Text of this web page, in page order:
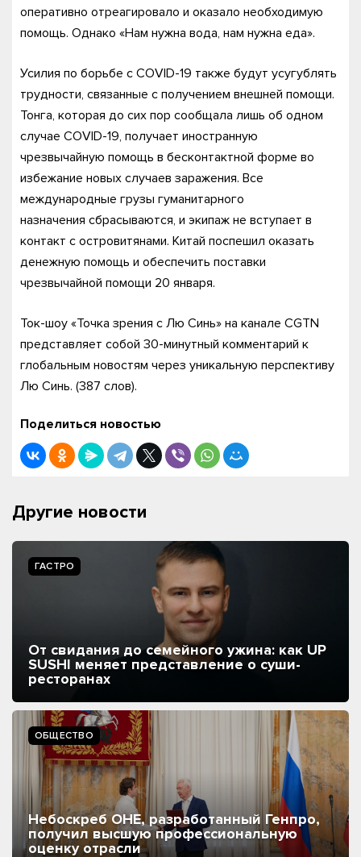
оперативно отреагировало и оказало необходимую
помощь. Однако «Нам нужна вода, нам нужна еда».
Усилия по борьбе с COVID-19 также будут усугублять
трудности, связанные с получением внешней помощи.
Тонга, которая до сих пор сообщала лишь об одном
случае COVID-19, получает иностранную
чрезвычайную помощь в бесконтактной форме во
избежание новых случаев заражения. Все
международные грузы гуманитарного
назначения сбрасываются, и экипаж не вступает в
контакт с островитянами. Китай поспешил оказать
денежную помощь и обеспечить поставки
чрезвычайной помощи 20 января.
Ток-шоу «Точка зрения с Лю Синь» на канале CGTN
представляет собой 30-минутный комментарий к
глобальным новостям через уникальную перспективу
Лю Синь. (387 слов).
Поделиться новостью
Другие новости
ГАСТРО
От свидания до семейного ужина: как UP
SUSHI меняет представление о суши-
ресторанах
ОБЩЕСТВО
Небоскреб ОНЕ, разработанный Генпро,
получил высшую профессиональную
оценку отрасли